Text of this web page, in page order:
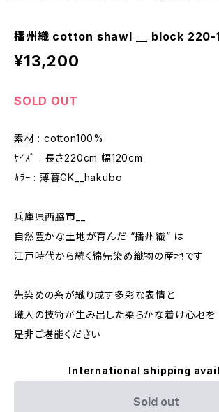
播州織 cotton shawl __ block 220-
¥13,200
SOLD OUT
素材 : cotton100%
ｻｲｽﾞ : 長さ220cm 幅120cm
ｶﾗｰ : 薄暮GK__hakubo
兵庫県西脇市__
自然豊かな土地が育んだ “播州織” は
江戸時代から続く綿先染め織物の産地です
先染めの糸が織り成す多彩な表情と
職人の技術が生み出した柔らかな着け心地を
是非ご堪能ください
International shipping
Sold out